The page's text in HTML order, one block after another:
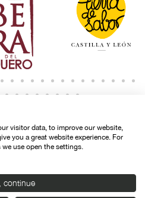
visitor data, to improve our website,
you a great website experience. For
use open the settings.
continue